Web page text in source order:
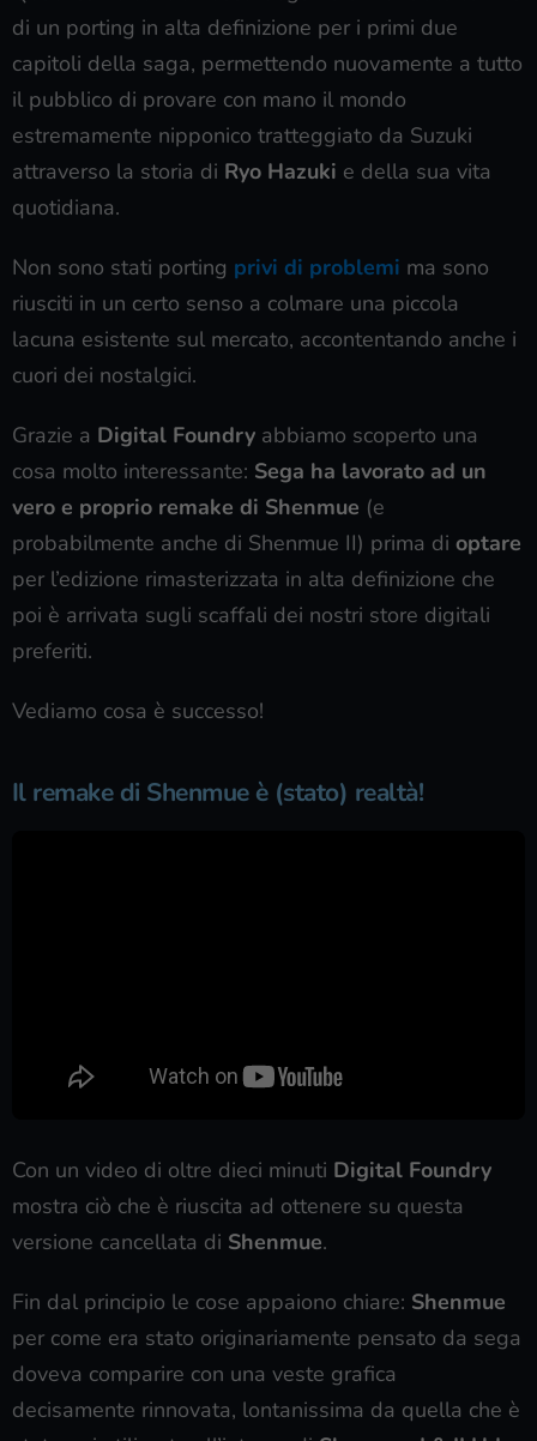
di un porting in alta definizione per i primi due
capitoli della saga, permettendo nuovamente a tutto
il pubblico di provare con mano il mondo
estremamente nipponico tratteggiato da Suzuki
attraverso la storia di Ryo Hazuki e della sua vita
quotidiana.
Non sono stati porting privi di problemi ma sono
riusciti in un certo senso a colmare una piccola
lacuna esistente sul mercato, accontentando anche i
cuori dei nostalgici.
Grazie a Digital Foundry abbiamo scoperto una
cosa molto interessante: Sega ha lavorato ad un
vero e proprio remake di Shenmue (e
probabilmente anche di Shenmue II) prima di optare
per l’edizione rimasterizzata in alta definizione che
poi è arrivata sugli scaffali dei nostri store digitali
preferiti.
Vediamo cosa è successo!
Il remake di Shenmue è (stato) realtà!
Con un video di oltre dieci minuti Digital Foundry
mostra ciò che è riuscita ad ottenere su questa
versione cancellata di Shenmue.
Fin dal principio le cose appaiono chiare: Shenmue
per come era stato originariamente pensato da sega
doveva comparire con una veste grafica
decisamente rinnovata, lontanissima da quella che è